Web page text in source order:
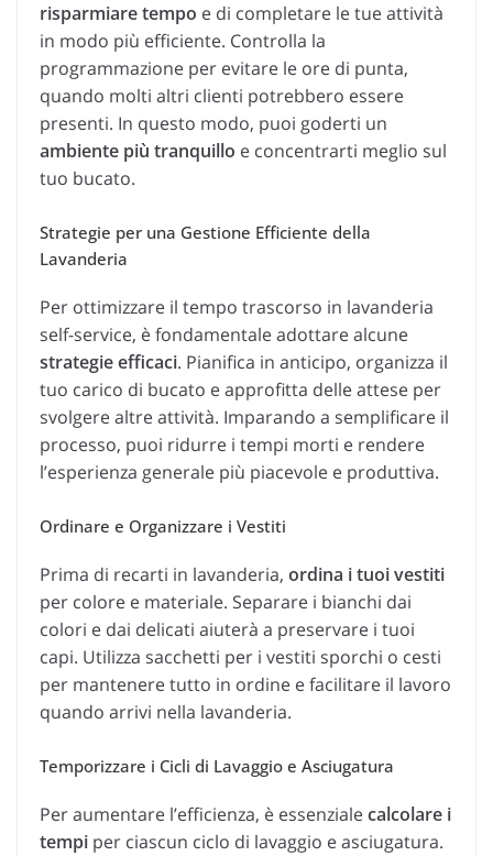
risparmiare tempo e di completare le tue attività
in modo più efficiente. Controlla la
programmazione per evitare le ore di punta,
quando molti altri clienti potrebbero essere
presenti. In questo modo, puoi goderti un
ambiente più tranquillo e concentrarti meglio sul
tuo bucato.
Strategie per una Gestione Efficiente della
Lavanderia
Per ottimizzare il tempo trascorso in lavanderia
self-service, è fondamentale adottare alcune
strategie efficaci. Pianifica in anticipo, organizza il
tuo carico di bucato e approfitta delle attese per
svolgere altre attività. Imparando a semplificare il
processo, puoi ridurre i tempi morti e rendere
l’esperienza generale più piacevole e produttiva.
Ordinare e Organizzare i Vestiti
Prima di recarti in lavanderia, ordina i tuoi vestiti
per colore e materiale. Separare i bianchi dai
colori e dai delicati aiuterà a preservare i tuoi
capi. Utilizza sacchetti per i vestiti sporchi o cesti
per mantenere tutto in ordine e facilitare il lavoro
quando arrivi nella lavanderia.
Temporizzare i Cicli di Lavaggio e Asciugatura
Per aumentare l’efficienza, è essenzialecalcolare i
tempi per ciascun ciclo di lavaggio e asciugatura.